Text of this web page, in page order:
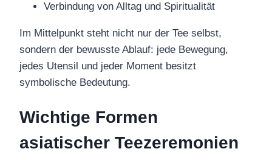
Verbindung von Alltag und Spiritualität
Im Mittelpunkt steht nicht nur der Tee selbst,
sondern der bewusste Ablauf: jede Bewegung,
jedes Utensil und jeder Moment besitzt
symbolische Bedeutung.
Wichtige Formen
asiatischer Teezeremonien